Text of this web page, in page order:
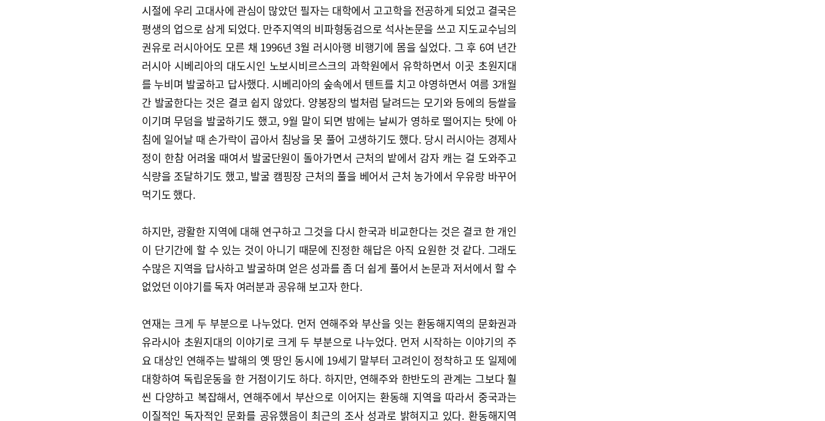
시절에 우리 고대사에 관심이 많았던 필자는 대학에서 고고학을 전공하게 되었고 결국은
평생의 업으로 삼게 되었다. 만주지역의 비파형동검으로 석사논문을 쓰고 지도교수님의
권유로 러시아어도 모른 채 1996년 3월 러시아행 비행기에 몸을 실었다. 그 후 6여 년간
러시아 시베리아의 대도시인 노보시비르스크의 과학원에서 유학하면서 이곳 초원지대
를 누비며 발굴하고 답사했다. 시베리아의 숲속에서 텐트를 치고 야영하면서 여름 3개월
간 발굴한다는 것은 결코 쉽지 않았다. 양봉장의 벌처럼 달려드는 모기와 등에의 등쌀을
이기며 무덤을 발굴하기도 했고, 9월 말이 되면 밤에는 날씨가 영하로 떨어지는 탓에 아
침에 일어날 때 손가락이 곱아서 침낭을 못 풀어 고생하기도 했다. 당시 러시아는 경제사
정이 한참 어려울 때여서 발굴단원이 돌아가면서 근처의 밭에서 감자 캐는 걸 도와주고
식량을 조달하기도 했고, 발굴 캠핑장 근처의 풀을 베어서 근처 농가에서 우유랑 바꾸어
먹기도 했다.
하지만, 광활한 지역에 대해 연구하고 그것을 다시 한국과 비교한다는 것은 결코 한 개인
이 단기간에 할 수 있는 것이 아니기 때문에 진정한 해답은 아직 요원한 것 같다. 그래도
수많은 지역을 답사하고 발굴하며 얻은 성과를 좀 더 쉽게 풀어서 논문과 저서에서 할 수
없었던 이야기를 독자 여러분과 공유해 보고자 한다.
연재는 크게 두 부분으로 나누었다. 먼저 연해주와 부산을 잇는 환동해지역의 문화권과
유라시아 초원지대의 이야기로 크게 두 부분으로 나누었다. 먼저 시작하는 이야기의 주
요 대상인 연해주는 발해의 옛 땅인 동시에 19세기 말부터 고려인이 정착하고 또 일제에
대항하여 독립운동을 한 거점이기도 하다. 하지만, 연해주와 한반도의 관계는 그보다 훨
씬 다양하고 복잡해서, 연해주에서 부산으로 이어지는 환동해 지역을 따라서 중국과는
이질적인 독자적인 문화를 공유했음이 최근의 조사 성과로 밝혀지고 있다. 환동해지역